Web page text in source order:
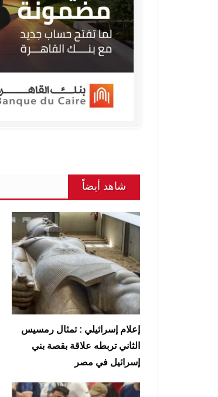
شاهد أيضاً
إعلام إسرائيلي : تمثال رمسيس
الثاني تربطه علاقة بقصة بني
إسرائيل في مصر